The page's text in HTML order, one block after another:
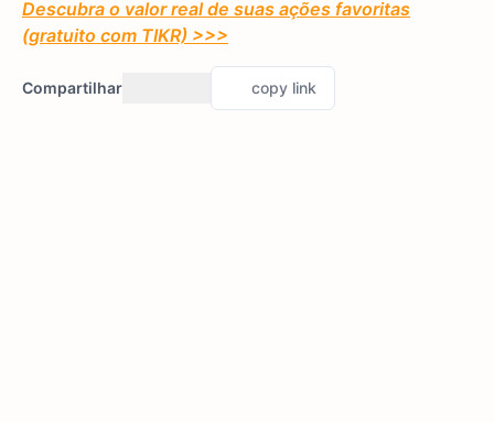
Descubra o valor real de suas ações favoritas
(gratuito com TIKR) >>>
Compartilhar copy link